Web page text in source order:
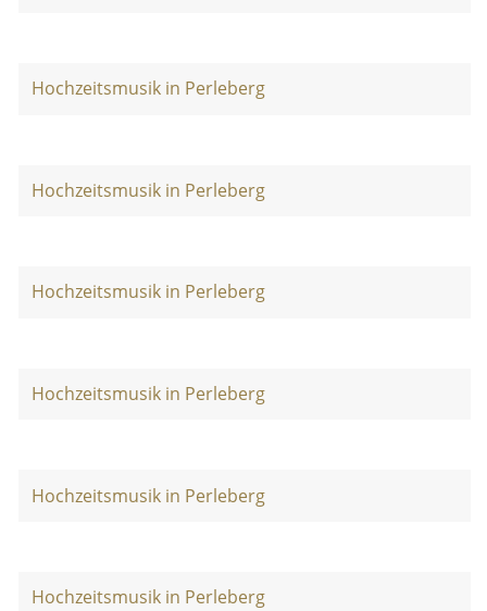
Hochzeitsmusik in Perleberg
Hochzeitsmusik in Perleberg
Hochzeitsmusik in Perleberg
Hochzeitsmusik in Perleberg
Hochzeitsmusik in Perleberg
Hochzeitsmusik in Perleberg